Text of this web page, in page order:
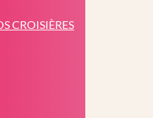
CROISIÈRES